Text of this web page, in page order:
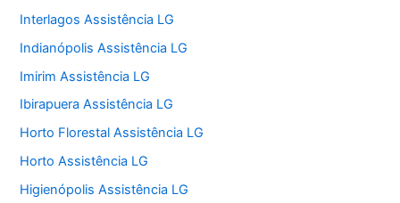
Interlagos Assistência LG
Indianópolis Assistência LG
Imirim Assistência LG
Ibirapuera Assistência LG
Horto Florestal Assistência LG
Horto Assistência LG
Higienópolis Assistência LG